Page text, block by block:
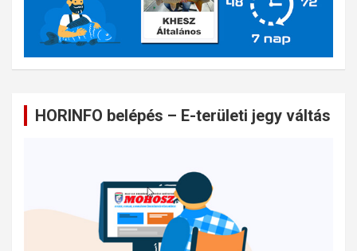
HORINFO belépés – E-területi jegy váltás